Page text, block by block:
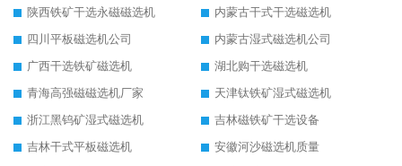
陕西铁矿干选永磁磁选机
内蒙古干式干选磁选机
四川平板磁选机公司
内蒙古湿式磁选机公司
广西干选铁矿磁选机
湖北购干选磁选机
青海高强磁磁选机厂家
天津钛铁矿湿式磁选机
浙江黑钨矿湿式磁选机
吉林磁铁矿干选设备
吉林干式平板磁选机
安徽河沙磁选机质量